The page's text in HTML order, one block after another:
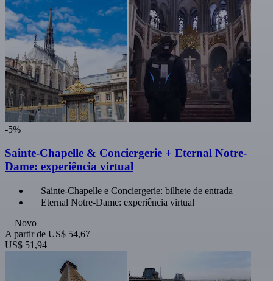
-5%
Sainte-Chapelle & Conciergerie + Eternal Notre-
Dame: experiência virtual
Sainte-Chapelle e Conciergerie: bilhete de entrada
Eternal Notre-Dame: experiência virtual
Novo
A partir de US$ 54,67
US$ 51,94